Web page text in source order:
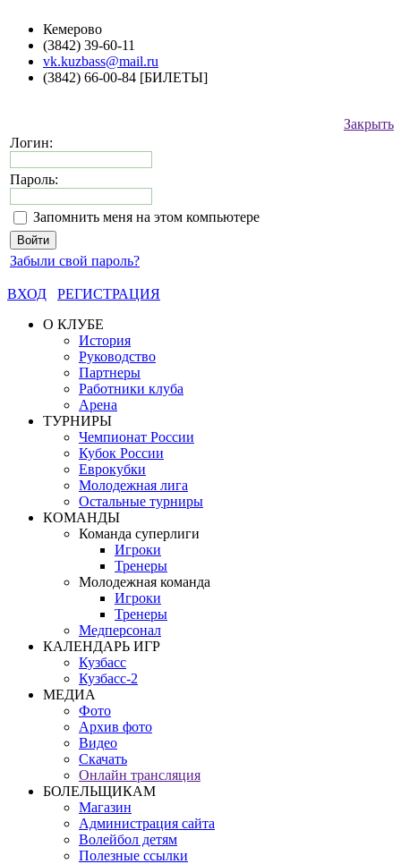
Кемерово
(3842) 39-60-11
vk.kuzbass@mail.ru
(3842) 66-00-84 [БИЛЕТЫ]
Закрыть
Логин:
Пароль:
Запомнить меня на этом компьютере
Забыли свой пароль?
ВХОД
РЕГИСТРАЦИЯ
О КЛУБЕ
История
Руководство
Партнеры
Работники клуба
Арена
ТУРНИРЫ
Чемпионат России
Кубок России
Еврокубки
Молодежная лига
Остальные турниры
КОМАНДЫ
Команда суперлиги
Игроки
Тренеры
Молодежная команда
Игроки
Тренеры
Медперсонал
КАЛЕНДАРЬ ИГР
Кузбасс
Кузбасс-2
МЕДИА
Фото
Архив фото
Видео
Скачать
Онлайн трансляция
БОЛЕЛЬЩИКАМ
Магазин
Администрация сайта
Волейбол детям
Полезные ссылки